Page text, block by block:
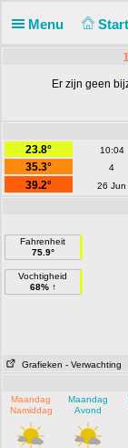
Menu Start
Er zijn geen
23.8°
10:04
35.3°
4
39.2°
26 Jun
Fahrenheit
75.9°
Vochtigheid
68% ↑
Grafieken - Verwachting
Maandag
Namiddag
Maandag
Avond